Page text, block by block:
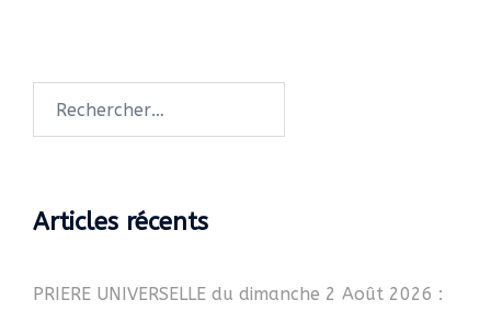
Articles récents
PRIERE UNIVERSELLE du dimanche 2 Août 2026 :